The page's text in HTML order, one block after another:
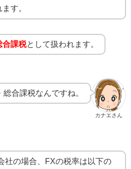
す。
合課税 として扱われます。
カナエさん
合課税なんですね。
社の場合、FXの税率は以下の